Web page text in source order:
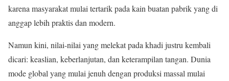
karena masyarakat mulai tertarik pada kain buatan pabrik yang di
anggap lebih praktis dan modern.
Namun kini, nilai-nilai yang melekat pada khadi justru kembali
dicari: keaslian, keberlanjutan, dan keterampilan tangan. Dunia
mode global yang mulai jenuh dengan produksi massal mulai